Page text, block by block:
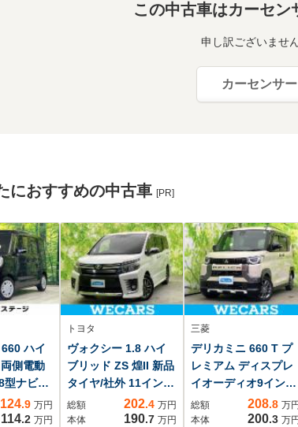
この中古車はカーセ
申し訳ございませ
カーセンサ
におすすめの中古車 [PR]
ハイ
側電動
型ナビ
ラ 衝突
煙車
124.9 万円
114.2 万円
トヨタ
ヴォクシー 1.8 ハイ
ブリッド ZS 煌II 新品
タイヤ/社外 11インチ
SDナビ/フリップダウ
ンモニター/衝突安全
総額 202.4 万円
本体
190.7 万円
三菱
デリカミニ 660 T プ
レミアム ディスプレ
イオーディオ9インチ/
デジタルインナーミ
ラー/衝突安全装置/両
総額 208.8 万
本体
200.3 万